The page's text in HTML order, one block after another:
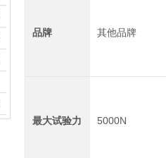
品牌 其他品牌
最大试验力 5000N